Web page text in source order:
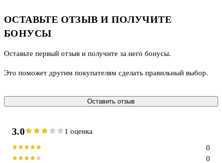
ОСТАВЬТЕ ОТЗЫВ И ПОЛУЧИТЕ
БОНУСЫ
Оставьте первый отзыв и получите за него бонусы.
Это поможет другим покупателям сделать правильный выбор.
Оставить отзыв
3.0 1 оценка
0
0